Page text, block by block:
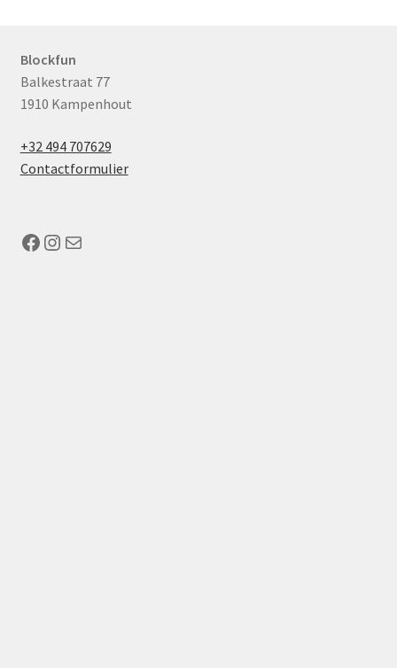
Blockfun
Balkestraat 77
1910 Kampenhout
+32 494 707629
Contactformulier
Facebook
Instagram
Mail